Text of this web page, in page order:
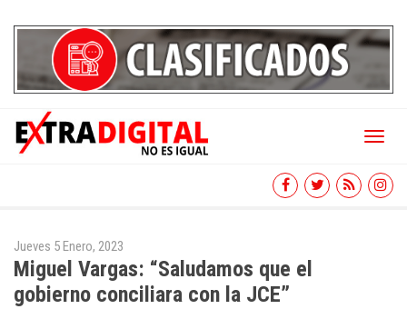
Toggle
Jueves 5 Enero, 2023
Miguel Vargas: “Saludamos que el
gobierno conciliara con la JCE”